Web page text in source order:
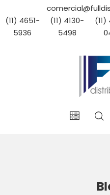
(11) 4651-
5936
(11) 4130-
5498